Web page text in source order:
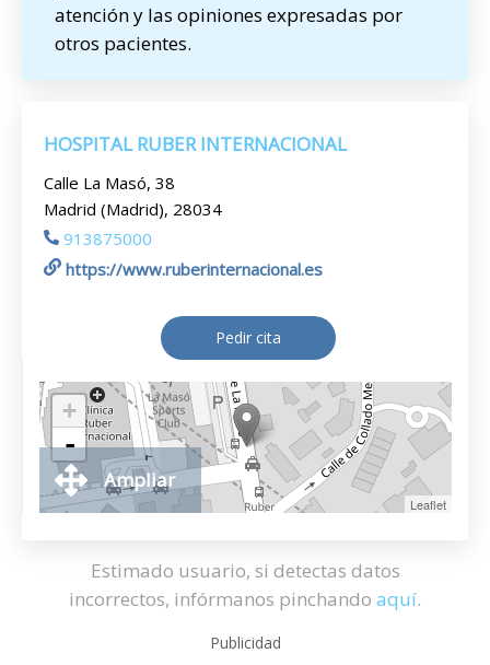
atención y las opiniones expresadas por
otros pacientes.
HOSPITAL RUBER INTERNACIONAL
Calle La Masó, 38
Madrid (Madrid), 28034
913875000
https://www.ruberinternacional.es
Pedir cita
+
-
Leaflet
Ampliar
Estimado usuario, si detectas datos
incorrectos, infórmanos pinchando aquí.
Publicidad